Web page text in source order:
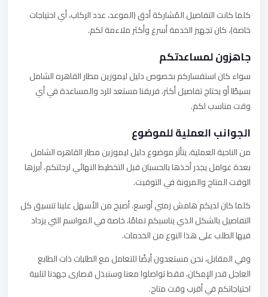
كلما كانت التفاصيل المُشاركة أدق (الموعد، عدد الركاب، أي احتياجات
خاصة)، كان تجهيز الخدمة أسرع وأكثر ملاءمة لكم.
جاهزون لمساعدتكم
سواء كان استفساركم بخصوص دليل ليموزين مطار القاهره الشامل
بسيطًا أو يحتاج تفاصيل أكثر، فريقنا مستعد للرد والمساعدة في أي
وقت مناسب لكم.
الجوانب العملية للموضوع
من الناحية العملية، يتأثر موضوع دليل ليموزين مطار القاهره الشامل
بعدة عوامل يجدر أخذها بالحسبان قبل التخطيط النهائي لرحلتكم، أبرزها
الوقت المتاح والمرونة في التوقيت.
كلما كان لديكم هامش زمني أوسع، أصبح من الأسهل علينا تنسيق كل
التفاصيل بالشكل الذي يناسبكم تمامًا، خاصة في المواسم التي يزداد
فيها الطلب على هذا النوع من الخدمات.
وفي المقابل، نحن مستعدون أيضًا للتعامل مع الطلبات ذات الطابع
العاجل قدر الإمكان، فقط تواصلوا معنا وسنبذل قصارى جهدنا لتلبية
احتياجاتكم في أقرب وقت متاح.